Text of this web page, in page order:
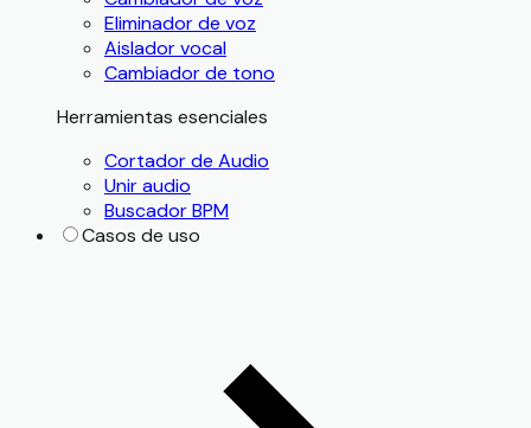
Eliminador de voz
Aislador vocal
Cambiador de tono
Herramientas esenciales
Cortador de Audio
Unir audio
Buscador BPM
Casos de uso